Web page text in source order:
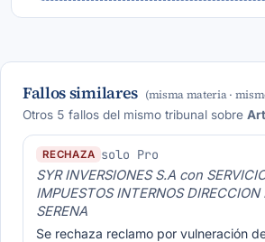
Fallos similares (misma materia ·
Otros 5 fallos del mismo tribunal sobre
RECHAZA solo Pro
SYR INVERSIONES S.A con
IMPUESTOS INTERNOS DIRECCION
SERENA
Se rechaza reclamo por vulneración